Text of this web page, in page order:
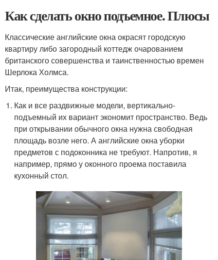
Как сделать окно подъемное. Плюсы
Классические английские окна окрасят городскую
квартиру либо загородный коттедж очарованием
британского совершенства и таинственностью времен
Шерлока Холмса.
Итак, преимущества конструкции:
Как и все раздвижные модели, вертикально-
подъемный их вариант экономит пространство. Ведь
при открывании обычного окна нужна свободная
площадь возле него. А английские окна уборки
предметов с подоконника не требуют. Напротив, я
например, прямо у оконного проема поставила
кухонный стол.